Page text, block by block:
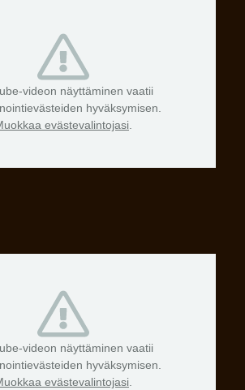
videon näyttäminen vaatii
hyväksymisen.
evästevalintojasi
videon näyttäminen vaatii
hyväksymisen.
evästevalintojasi.